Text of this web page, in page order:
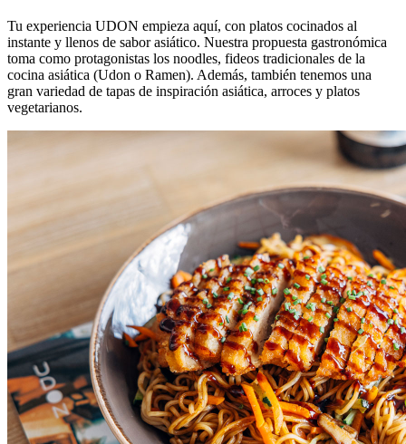
Tu experiencia UDON empieza aquí, con platos cocinados al
instante y llenos de sabor asiático. Nuestra propuesta gastronómica
toma como protagonistas los noodles, fideos tradicionales de la
cocina asiática (Udon o Ramen). Además, también tenemos una
gran variedad de tapas de inspiración asiática, arroces y platos
vegetarianos.